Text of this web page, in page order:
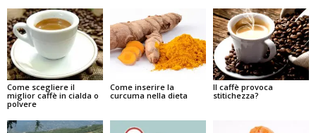
Come scegliere il
miglior caffè in cialda o
polvere
Come inserire la
curcuma nella dieta
Il caffè provoca
stitichezza?